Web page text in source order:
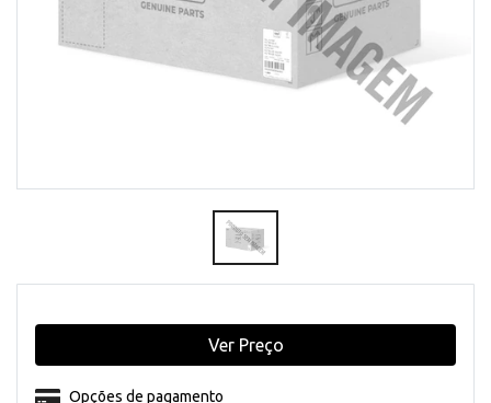
Opções de pagamento
Ver Preço